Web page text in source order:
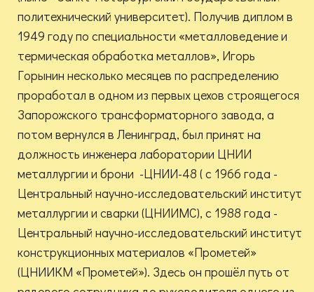
политехнический университет). Получив диплом в
1949 году по специальности «металловедение и
термическая обработка металлов», Игорь
Горынин несколько месяцев по распределению
проработал в одном из первых цехов строящегося
Запорожского трансформаторного завода, а
потом вернулся в Ленинград, был принят на
должность инженера лаборатории ЦНИИ
металлургии и брони -ЦНИИ-48 ( с 1966 года -
Центральный научно-исследовательский институт
металлургии и сварки (ЦНИИМС), с 1988 года -
Центральный научно-исследовательский институт
конструкционных материалов «Прометей»
(ЦНИИКМ «Прометей»). Здесь он прошёл путь от